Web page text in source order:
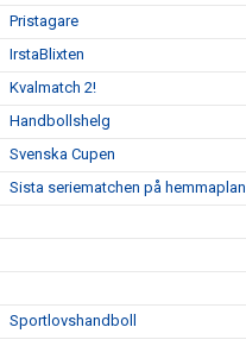
Pristagare
IrstaBlixten
Kvalmatch 2!
Handbollshelg
Svenska Cupen
Sista seriematchen på hemmaplan
Sportlovshandboll